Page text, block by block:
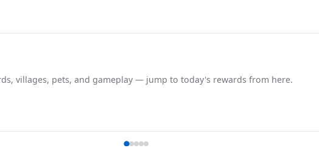
villages, pets, and gameplay — jump to today's rewards from here.